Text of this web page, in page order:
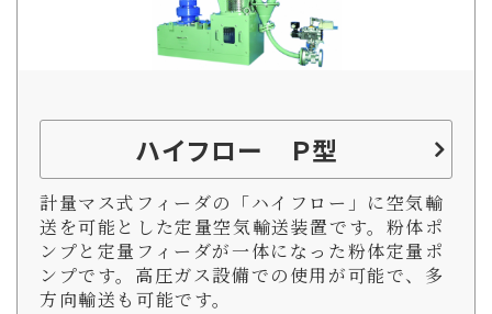
ハイフロー Ｐ型
計量マス式フィーダの「ハイフロー」に空気輸
送を可能とした定量空気輸送装置です。粉体ポ
ンプと定量フィーダが一体になった粉体定量ポ
ンプです。高圧ガス設備での使用が可能で、多
方向輸送も可能です。